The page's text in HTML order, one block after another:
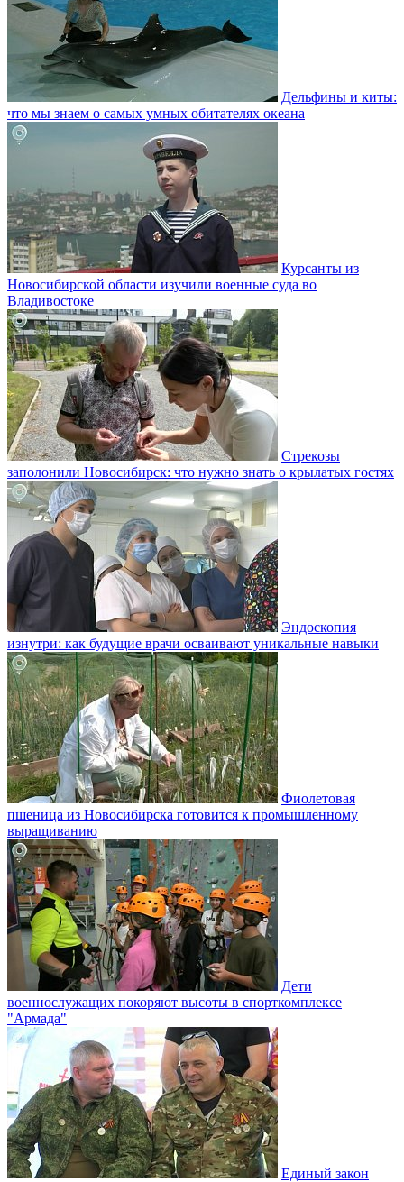
Дельфины и киты:
что мы знаем о самых умных обитателях океана
Курсанты из
Новосибирской области изучили военные суда во
Владивостоке
Стрекозы
заполонили Новосибирск: что нужно знать о крылатых гостях
Эндоскопия
изнутри: как будущие врачи осваивают уникальные навыки
Фиолетовая
пшеница из Новосибирска готовится к промышленному
выращиванию
Дети
военнослужащих покоряют высоты в спорткомплексе
"Армада"
Единый закон